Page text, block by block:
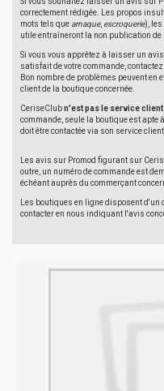
correctement rédigée. Les propos
mots tels que arnaque, escroquerie),
utile entraîneront la non publication de
Si vous vous apprêtez à laisser un
satisfait de votre commande,
Bon nombre de problèmes peuvent en
client de la boutique concernée.
CeriseClubn'est pas le service client
commande, seule la boutique est apte
doit être contactée via son service client.
Les avis sur Promod figurant sur
outre, un numéro de commande est
échéant auprès du commerçant
Les boutiques en ligne disposent
contacter en nous indiquant l'avis